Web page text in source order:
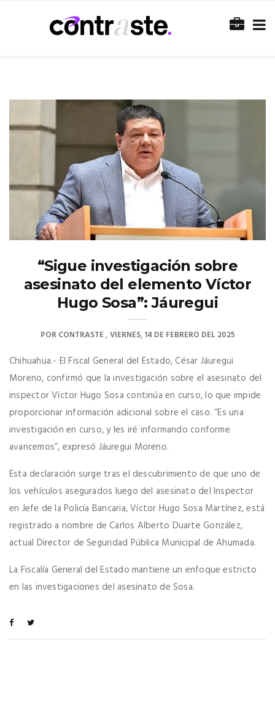
“Sigue investigación sobre
asesinato del elemento Víctor
Hugo Sosa”: Jáuregui
PORCONTRASTE VIERNES, 14 DE FEBRERO DEL 2025
Chihuahua.- El Fiscal General del Estado, César Jáuregui
Moreno, confirmó que la investigación sobre el asesinato del
inspector Víctor Hugo Sosa continúa en curso, lo que impide
proporcionar información adicional sobre el caso. “Es una
investigación en curso, y les iré informando conforme
avancemos”, expresó Jáuregui Moreno.
Esta declaración surge tras el descubrimiento de que uno de
los vehículos asegurados luego del asesinato del Inspector
en Jefe de la Policía Bancaria, Víctor Hugo Sosa Martínez, está
registrado a nombre de Carlos Alberto Duarte González,
actual Director de Seguridad Pública Municipal de Ahumada.
La Fiscalía General del Estado mantiene un enfoque estricto
en las investigaciones del asesinato de Sosa.